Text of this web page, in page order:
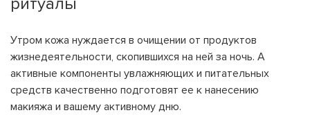
ритуалы
Утром кожа нуждается в очищении от продуктов
жизнедеятельности, скопившихся на ней за ночь. А
активные компоненты увлажняющих и питательных
средств качественно подготовят ее к нанесению
макияжа и вашему активному дню.